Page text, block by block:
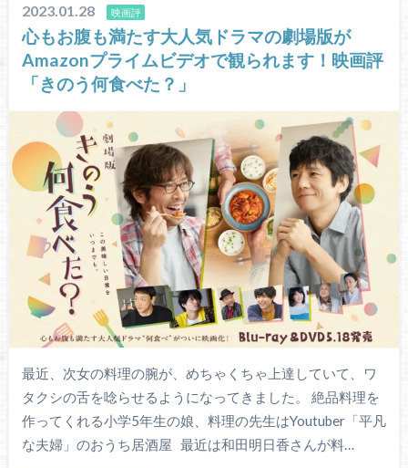
2023.01.28 映画評
心もお腹も満たす大人気ドラマの劇場版が
Amazonプライムビデオで観られます！映画評
「きのう何食べた？」
最近、次女の料理の腕が、めちゃくちゃ上達していて、ワ
タクシの舌を唸らせるようになってきました。 絶品料理を
作ってくれる小学5年生の娘、料理の先生はYoutuber「平凡
な夫婦」のおうち居酒屋 最近は和田明日香さんが料…